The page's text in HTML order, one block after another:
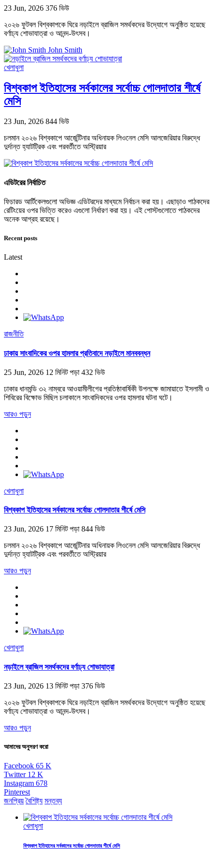
23 Jun, 2026 376 ভিউ
২০২৬ ফুটবল বিশ্বকাপকে ঘিরে নড়াইলে ব্রাজিল সমর্থকদের উদ্যোগে অনুষ্ঠিত হয়েছে
বর্ণাঢ্য শোভাযাত্রা ও আনন্দ-উৎসব।
John Smith
খেলাধুলা
বিশ্বকাপ ইতিহাসের সর্বকালের সর্বোচ্চ গোলদাতার শীর্ষে
মেসি
23 Jun, 2026 844 ভিউ
চলমান ২০২৬ বিশ্বকাপে আর্জেন্টিনার অধিনায়ক লিওনেল মেসি আলজেরিয়ার বিরুদ্ধে
দুর্দান্ত হ্যাটট্রিক এবং পরবর্তীতে অস্ট্রিয়ার
এডিটরের নির্বাচিত
ফিচারড আর্টিকেলগুলো অভিজ্ঞ এডিটরদের মাধ্যমে নির্বাচন করা হয়। এছাড়াও পাঠকদের
রেটিংয়ের ওপর ভিত্তি করেও এগুলো নির্ধারণ করা হয়। এই পোস্টগুলোতে পাঠকদের
অনেক আগ্রহ রয়েছে।
Recent posts
Latest
রাজনীতি
ঢাকায় সাংবাদিকের ওপর হামলার প্রতিবাদে নড়াইলে মানববন্ধন
25 Jun, 2026 12 মিনিট পড়া 432 ভিউ
ঢাকার ধানমন্ডি ৩২ নাম্বরে আওয়ামীলীগের প্রতিষ্ঠাবার্ষিকী উপলক্ষে জামায়াতে ইসলামী ও
শিবিরের বিক্ষোভ মিছিল চলাকালে সাংবাদিকদের ওপর হামলার ঘটনা ঘটে।
আরও পড়ুন
খেলাধুলা
বিশ্বকাপ ইতিহাসের সর্বকালের সর্বোচ্চ গোলদাতার শীর্ষে মেসি
23 Jun, 2026 17 মিনিট পড়া 844 ভিউ
চলমান ২০২৬ বিশ্বকাপে আর্জেন্টিনার অধিনায়ক লিওনেল মেসি আলজেরিয়ার বিরুদ্ধে
দুর্দান্ত হ্যাটট্রিক এবং পরবর্তীতে অস্ট্রিয়ার
আরও পড়ুন
খেলাধুলা
নড়াইলে ব্রাজিল সমর্থকদের বর্ণাঢ্য শোভাযাত্রা
23 Jun, 2026 13 মিনিট পড়া 376 ভিউ
২০২৬ ফুটবল বিশ্বকাপকে ঘিরে নড়াইলে ব্রাজিল সমর্থকদের উদ্যোগে অনুষ্ঠিত হয়েছে
বর্ণাঢ্য শোভাযাত্রা ও আনন্দ-উৎসব।
আরও পড়ুন
আমাদের অনুসরণ করো
Facebook 65 K
Twitter 12 K
Instagram 678
Pinterest
জনপ্রিয় বৈশিষ্ট্য মন্তব্য
খেলাধুলা
বিশ্বকাপ ইতিহাসের সর্বকালের সর্বোচ্চ গোলদাতার শীর্ষে মেসি